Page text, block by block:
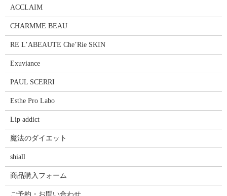
ACCLAIM
CHARMME BEAU
RE L’ABEAUTE Che’Rie SKIN
Exuviance
PAUL SCERRI
Esthe Pro Labo
Lip addict
魔法のダイエット
shiall
商品購入フォーム
ご予約・お問い合わせ